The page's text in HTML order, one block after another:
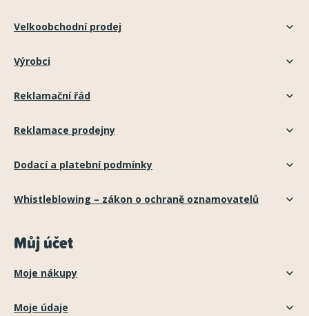
Velkoobchodní prodej
Výrobci
Reklamační řád
Reklamace prodejny
Dodací a platební podmínky
Whistleblowing – zákon o ochraně oznamovatelů
Můj účet
Moje nákupy
Moje údaje